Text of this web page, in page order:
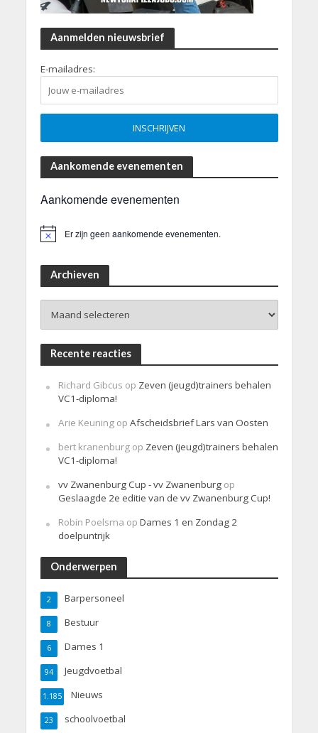
Aanmelden nieuwsbrief
E-mailadres:
Aankomende evenementen
Aankomende evenementen
Er zijn geen aankomende evenementen.
Archieven
Recente reacties
Richard Gibcus op Zeven (jeugd)trainers behalen
VC1-diploma!
Arie Keuningop Afscheidsbrief Lars van Oosten
bert kranenburgop Zeven (jeugd)trainers behalen
VC1-diploma!
vv Zwanenburg Cup - vv Zwanenburgop
Geslaagde 2e editie van de vv Zwanenburg Cup!
Robin Poelsma op Dames 1 en Zondag 2
doelpuntrijk
Onderwerpen
Barpersoneel
2
Bestuur
8
Dames 1
6
Jeugdvoetbal
94
Nieuws
1.185
schoolvoetbal
23